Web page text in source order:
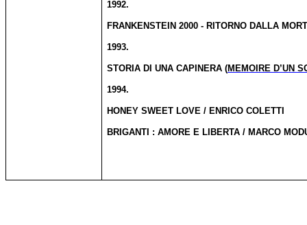
1992.
FRANKENSTEIN 2000 - RITORNO DALLA
1993.
STORIA DI UNA CAPINERA (MEMOIRE D’UN
1994.
HONEY SWEET LOVE / ENRICO COLETTI
BRIGANTI : AMORE E LIBERTA / MARCO